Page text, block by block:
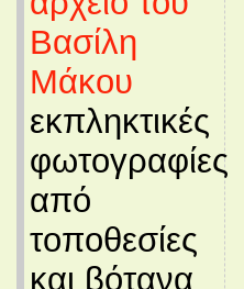
Βασίλη
Μάκου
εκπληκτικές
φωτογραφίες
από
τοποθεσίες
και βότανα